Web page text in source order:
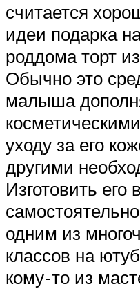
считается
идеи подарка
роддома торт
Обычно это
малыша
уходу за его
другими
Изготовить его
одним из
классов на
кому-то из